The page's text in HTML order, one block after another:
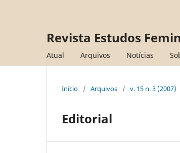
Revista Estudos
Atual Arquivos Notícias
Início / Arquivos / v. 15 n. 3 (2007)
Editorial